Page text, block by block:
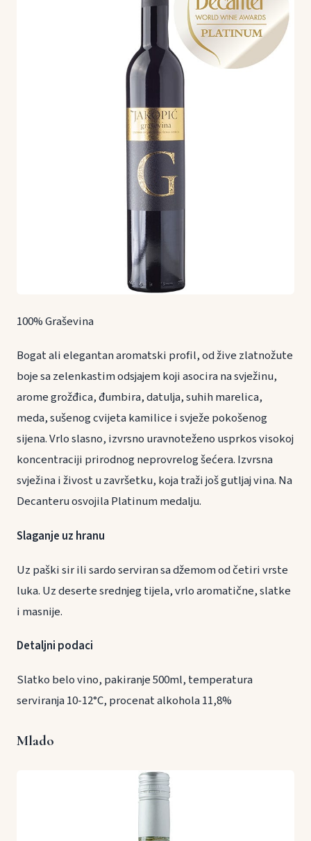
100% Graševina
Bogat ali elegantan aromatski profil, od žive zlatnožute
boje sa zelenkastim odsjajem koji asocira na svježinu,
arome grožđica, đumbira, datulja, suhih marelica,
meda, sušenog cvijeta kamilice i svježe pokošenog
sijena. Vrlo slasno, izvrsno uravnoteženo usprkos visokoj
koncentraciji prirodnog neprovrelog šećera. Izvrsna
svježina i živost u završetku, koja traži još gutljaj vina. Na
Decanteru osvojila Platinum medalju.
Slaganje uz hranu
Uz paški sir ili sardo serviran sa džemom od četiri vrste
luka. Uz deserte srednjeg tijela, vrlo aromatične, slatke
i masnije.
Detaljni podaci
Slatko belo vino, pakiranje 500ml, temperatura
serviranja 10-12°C, procenat alkohola 11,8%
Mlado